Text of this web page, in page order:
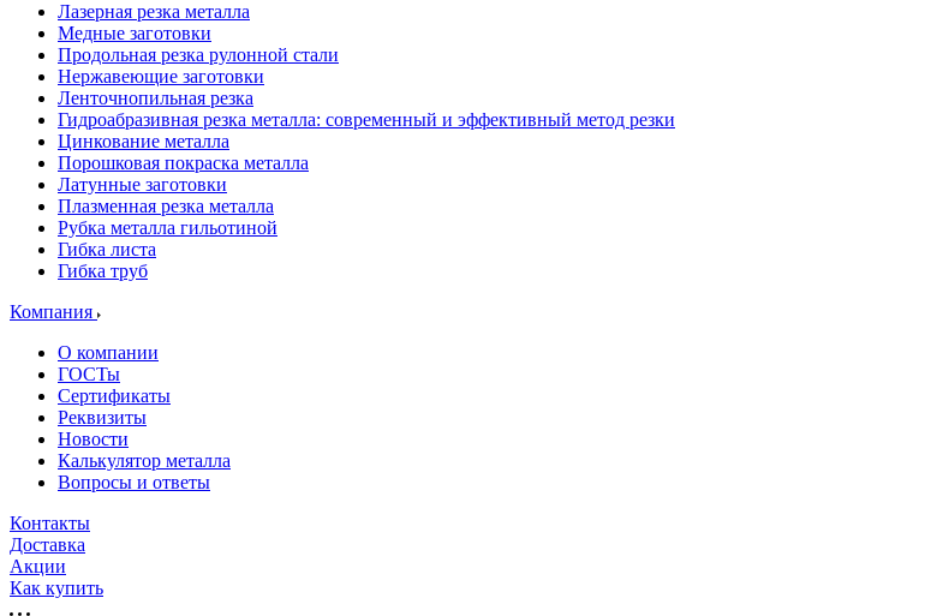
Лазерная резка металла
Медные заготовки
Продольная резка рулонной стали
Нержавеющие заготовки
Ленточнопильная резка
Гидроабразивная резка металла: современный и эффективный метод резки
Цинкование металла
Порошковая покраска металла
Латунные заготовки
Плазменная резка металла
Рубка металла гильотиной
Гибка листа
Гибка труб
Компания
О компании
ГОСТы
Сертификаты
Реквизиты
Новости
Калькулятор металла
Вопросы и ответы
Контакты
Доставка
Акции
Как купить